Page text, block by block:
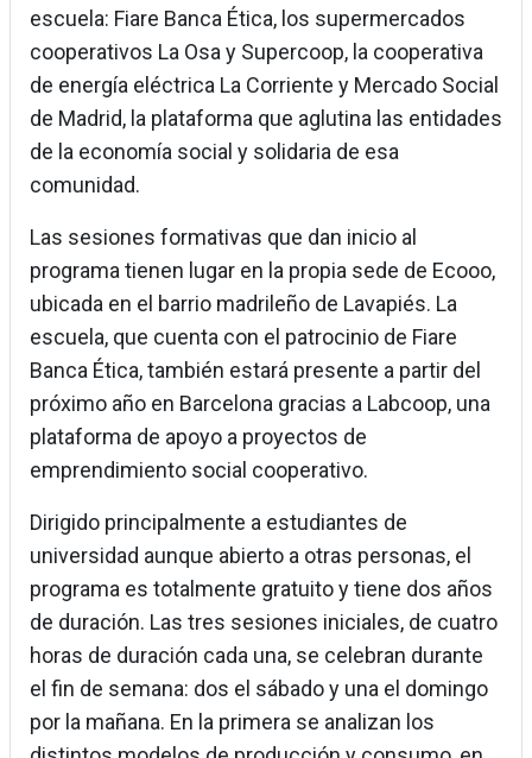
escuela: Fiare Banca Ética, los supermercados
cooperativos La Osa y Supercoop, la cooperativa
de energía eléctrica La Corriente y Mercado Social
de Madrid, la plataforma que aglutina las entidades
de la economía social y solidaria de esa
comunidad.
Las sesiones formativas que dan inicio al
programa tienen lugar en la propia sede de Ecooo,
ubicada en el barrio madrileño de Lavapiés. La
escuela, que cuenta con el patrocinio de Fiare
Banca Ética, también estará presente a partir del
próximo año en Barcelona gracias a Labcoop, una
plataforma de apoyo a proyectos de
emprendimiento social cooperativo.
Dirigido principalmente a estudiantes de
universidad aunque abierto a otras personas, el
programa es totalmente gratuito y tiene dos años
de duración. Las tres sesiones iniciales, de cuatro
horas de duración cada una, se celebran durante
el fin de semana: dos el sábado y una el domingo
por la mañana. En la primera se analizan los